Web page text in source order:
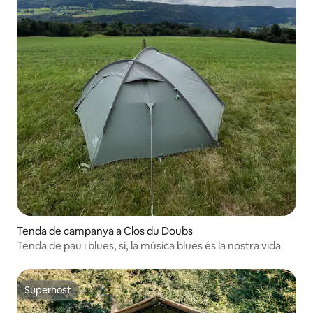
Tenda de campanya a Clos du Doubs
Tenda de pau i blues, sí, la música blues és la nostra vida
Superhost
Superhost